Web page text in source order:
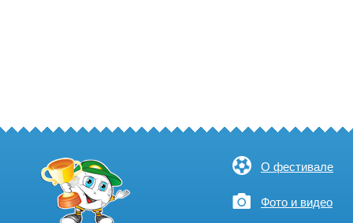
О фестивале
Фото и видео